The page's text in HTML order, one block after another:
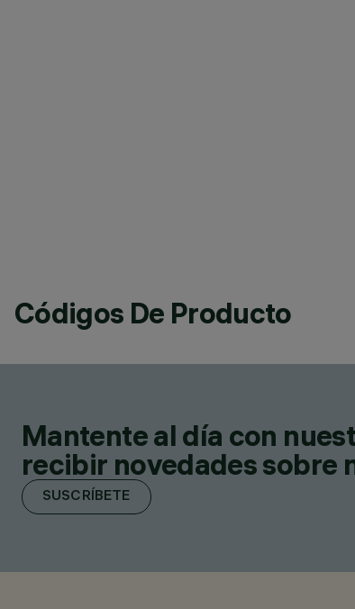
Códigos De Producto
Mantente al día con
recibir novedades sobre
SUSCRÍBETE